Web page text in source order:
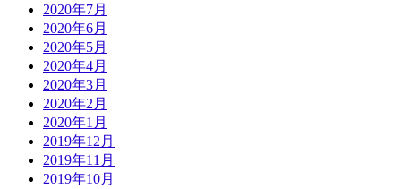
2020年7月
2020年6月
2020年5月
2020年4月
2020年3月
2020年2月
2020年1月
2019年12月
2019年11月
2019年10月